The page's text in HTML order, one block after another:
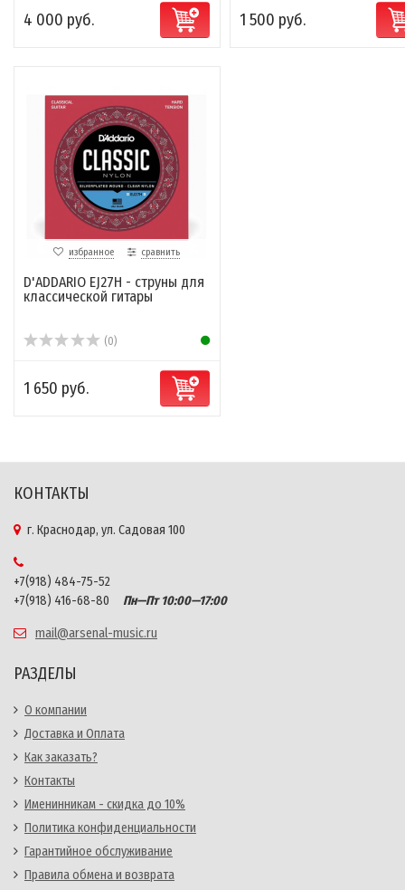
4 000 руб. 1 500 руб.
избранное сравнить
D'ADDARIO EJ27H - струны для
классической гитары
(0)
1 650 руб.
КОНТАКТЫ
г. Краснодар, ул. Садовая 100
+7(918) 484-75-52
+7(918) 416-68-80
Пн—Пт 10:00—17:00
mail@arsenal-music.ru
РАЗДЕЛЫ
О компании
Доставка и Оплата
Как заказать?
Контакты
Именинникам - скидка до 10%
Политика конфиденциальности
Гарантийное обслуживание
Правила обмена и возврата